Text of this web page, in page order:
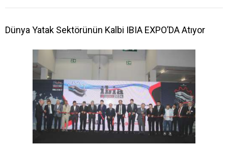
Dünya Yatak Sektörünün Kalbi IBIA EXPO’DA Atıyor